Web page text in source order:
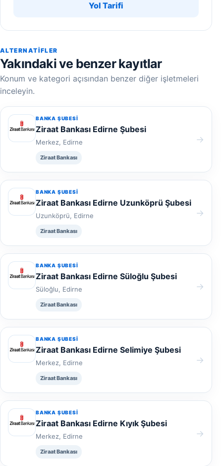
Yol Tarifi
ALTERNATIFLER
Yakındaki ve benzer kayıtlar
Konum ve kategori açısından benzer diğer işletmeleri
inceleyin.
BANKA ŞUBESI
Ziraat Bankası Edirne Şubesi
Merkez, Edirne
Ziraat Bankası
→
BANKA ŞUBESI
Ziraat Bankası Edirne Uzunköprü Şubesi
Uzunköprü, Edirne
Ziraat Bankası
→
BANKA ŞUBESI
Ziraat Bankası Edirne Süloğlu Şubesi
Süloğlu, Edirne
Ziraat Bankası
→
BANKA ŞUBESI
Ziraat Bankası Edirne Selimiye Şubesi
Merkez, Edirne
Ziraat Bankası
→
BANKA ŞUBESI
Ziraat Bankası Edirne Kıyık Şubesi
Merkez, Edirne
Ziraat Bankası
→